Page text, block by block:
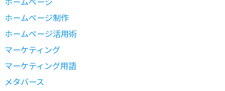
ホームページ制作
ホームページ活用術
マーケティング
マーケティング用語
メタバース